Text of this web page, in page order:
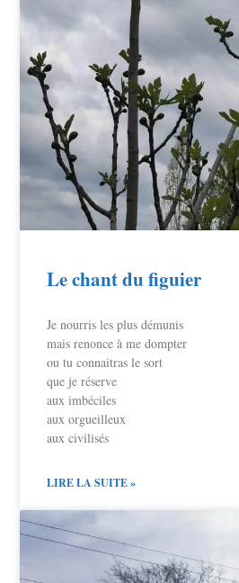
Le chant du figuier
Je nourris les plus démunis
mais renonce à me dompter
ou tu connaitras le sort
que je réserve
aux imbéciles
aux orgueilleux
aux civilisés
LIRE LA SUITE »